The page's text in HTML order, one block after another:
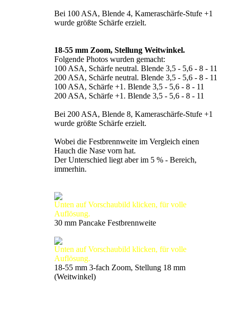
Bei 100 ASA, Blende 4, Kameraschärfe-Stufe +1
wurde größte Schärfe erzielt.
18-55 mm Zoom, Stellung Weitwinkel.
Folgende Photos wurden gemacht:
100 ASA, Schärfe neutral. Blende 3,5 - 5,6 - 8 - 11
200 ASA, Schärfe neutral. Blende 3,5 - 5,6 - 8 - 11
100 ASA, Schärfe +1. Blende 3,5 - 5,6 - 8 - 11
200 ASA, Schärfe +1. Blende 3,5 - 5,6 - 8 - 11
Bei 200 ASA, Blende 8, Kameraschärfe-Stufe +1
wurde größte Schärfe erzielt.
Wobei die Festbrennweite im Vergleich einen
Hauch die Nase vorn hat.
Der Unterschied liegt aber im 5 % - Bereich,
immerhin.
Unten auf Vorschaubild klicken, für volle
Auflösung.
30 mm Pancake Festbrennweite
Unten auf Vorschaubild klicken, für volle
Auflösung.
18-55 mm 3-fach Zoom, Stellung 18 mm
(Weitwinkel)